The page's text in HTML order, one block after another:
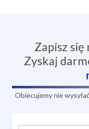
Zapisz się
Zyskaj
Obiecujemy nie